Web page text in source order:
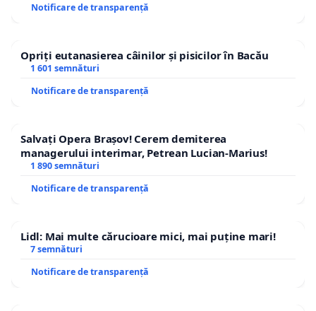
Notificare de transparență
Opriți eutanasierea câinilor și pisicilor în Bacău
1 601 semnături
Notificare de transparență
Salvați Opera Brașov! Cerem demiterea
managerului interimar, Petrean Lucian-Marius!
1 890 semnături
Notificare de transparență
Lidl: Mai multe cărucioare mici, mai puține mari!
7 semnături
Notificare de transparență